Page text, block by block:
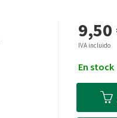
9,50
IVA incluido
En stock